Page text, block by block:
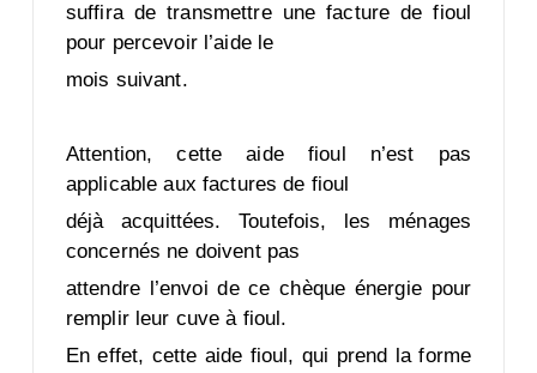
suffira de transmettre une facture de fioul
pour percevoir l’aide le
mois suivant.
Attention, cette aide fioul n’est pas
applicable aux factures de fioul
déjà acquittées. Toutefois, les ménages
concernés ne doivent pas
attendre l’envoi de ce chèque énergie pour
remplir leur cuve à fioul.
En effet, cette aide fioul, qui prend la forme